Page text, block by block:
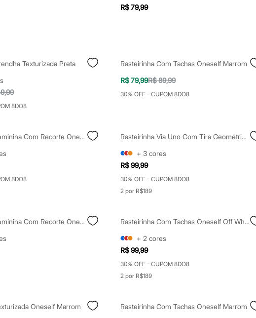
R$ 79,99
Texturizada Preta
8DO8
Rasteirinha Com Tachas Oneself Marrom
R$ 79,99R$ 89,99
30% OFF - CUPOM 8DO8
Rasteirinha Feminina Com Recorte Oneself Off White
8DO8
Rasteirinha Via Uno Com Tira Geométrica Off White
+ 3 cores
R$ 99,99
30% OFF - CUPOM 8DO8
2 por R$189
Rasteirinha Feminina Com Recorte Oneself Bege
Rasteirinha Com Tachas Oneself Off White
+ 2 cores
R$ 99,99
30% OFF - CUPOM 8DO8
2 por R$189
Oneself Marrom
Rasteirinha Com Tachas Oneself Marrom